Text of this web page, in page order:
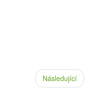
Následující